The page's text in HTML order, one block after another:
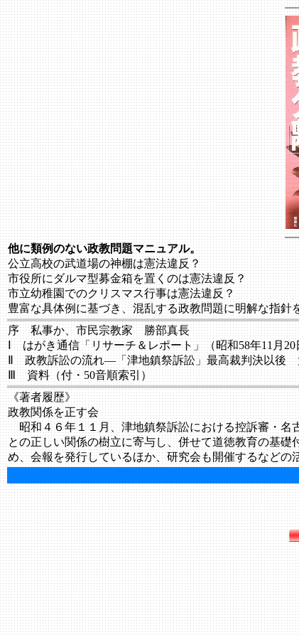
他に類例のない政教問題マニュアル。
公立高校の武道場の神棚は憲法違反？
市役所にダルマ型募金箱を置くのは憲法違反？
市立幼稚園でのクリスマス行事は憲法違反？
豊富な具体例に基づき、混乱する政教問題に明解な指針
序 私事か、市民宗教家 勝部真長
Ⅰ はがき通信「リサーチ＆レポート」（昭和58年11月20
Ⅱ 政教訴訟の流れ―「津地鎮祭訴訟」最高裁判決以後
Ⅲ 資料（付・50音順索引）
《著者履歴》
政教関係を正す会
昭和４６年１１月、津地鎮祭訴訟における控訴審・名
との正しい関係の樹立に寄与し、併せて道徳教育の基
め、会報を発行しているほか、研究会も開催するなどの